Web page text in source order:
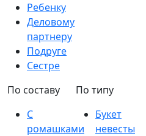
Ребенку
Деловому
партнеру
Подруге
Сестре
По составу
С
ромашками
По типу
Букет
невесты